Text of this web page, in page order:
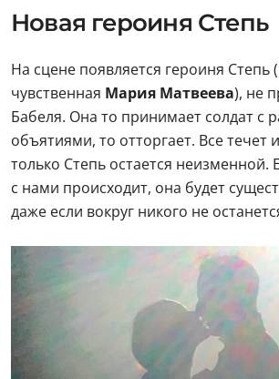
Новая героиня Степь
На сцене появляется героиня Степь
чувственная Мария Матвеева), не
Бабеля. Она то принимает солдат с
объятиями, то отторгает. Все течет
только Степь остается неизменной.
с нами происходит, она будет
даже если вокруг никого не